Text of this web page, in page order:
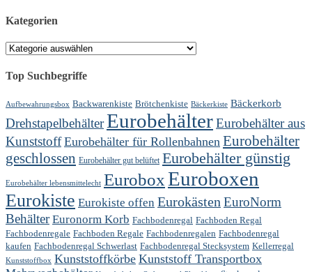
Kategorien
Kategorien
Top Suchbegriffe
Aufbewahrungsbox Backwarenkiste Brötchenkiste Bäckerkiste Bäckerkorb
DrehstapelbehälterEurobehälterEurobehälter aus
Kunststoff Eurobehälter für Rollenbahnen Eurobehälter
geschlossen Eurobehälter gut belüftet Eurobehälter günstig
Eurobehälter lebensmittelecht EuroboxEuroboxen
Eurokiste Eurokiste offen EurokästenEuroNorm
Behälter Euronorm Korb Fachbodenregal Fachboden Regal
Fachbodenregale Fachboden Regale Fachbodenregalen Fachbodenregal
kaufen Fachbodenregal Schwerlast Fachbodenregal Stecksystem Kellerregal
Kunststoffbox Kunststoffkörbe Kunststoff Transportbox